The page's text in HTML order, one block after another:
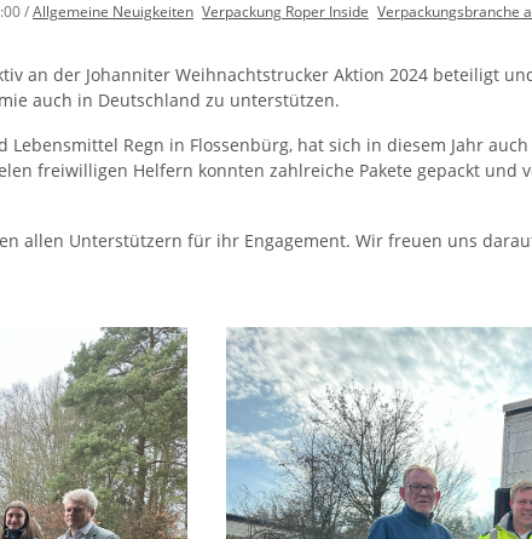
/Allgemeine Neuigkeiten Verpackung Roper Inside Verpackungsbranche
an der Johanniter Weihnachtstrucker Aktion 2024 beteiligt
auch in Deutschland zu unterstützen.
Lebensmittel Regn in Flossenbürg, hat sich in diesem Jahr
freiwilligen Helfern konnten zahlreiche Pakete gepackt und
allen Unterstützern für ihr Engagement. Wir freuen uns